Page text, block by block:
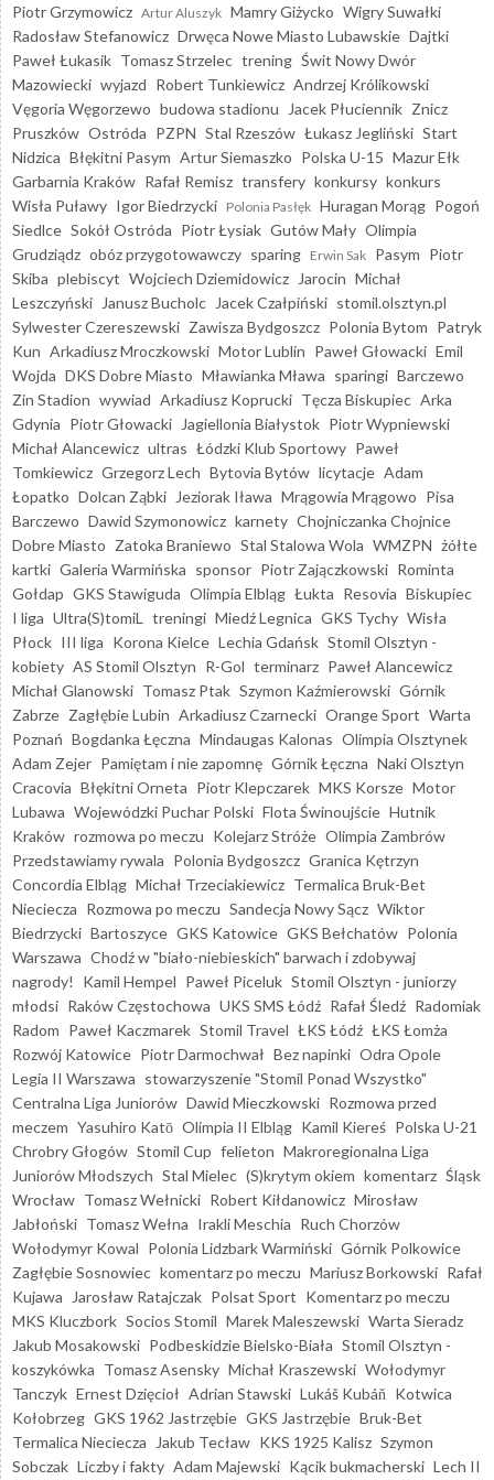
Piotr Grzymowicz Artur Aluszyk Mamry Giżycko Wigry Suwałki
Radosław Stefanowicz Drwęca Nowe Miasto Lubawskie Dajtki
Paweł Łukasik Tomasz Strzelec trening Świt Nowy Dwór
Mazowiecki wyjazd Robert Tunkiewicz Andrzej Królikowski
Vęgoria Węgorzewo budowa stadionu Jacek Płuciennik Znicz
Pruszków Ostróda PZPN Stal Rzeszów Łukasz Jegliński Start
Nidzica Błękitni Pasym Artur Siemaszko Polska U-15 Mazur Ełk
Garbarnia Kraków Rafał Remisz transfery konkursy konkurs
Wisła Puławy Igor Biedrzycki Polonia Pasłęk Huragan Morąg Pogoń
Siedlce Sokół Ostróda Piotr Łysiak Gutów Mały Olimpia
Grudziądz obóz przygotowawczy sparing Erwin Sak Pasym Piotr
Skiba plebiscyt Wojciech Dziemidowicz Jarocin Michał
Leszczyński
Janusz Bucholc Jacek Czałpiński stomil.olsztyn.pl
Sylwester Czereszewski Zawisza Bydgoszcz Polonia Bytom Patryk
Kun Arkadiusz Mroczkowski Motor Lublin Paweł Głowacki Emil
Wojda DKS Dobre Miasto Mławianka Mława sparingi Barczewo
Zin Stadion wywiad Arkadiusz Koprucki Tęcza Biskupiec Arka
Gdynia Piotr Głowacki Jagiellonia Białystok Piotr Wypniewski
Michał Alancewicz ultras Łódzki Klub Sportowy Paweł
Tomkiewicz Grzegorz Lech Bytovia Bytów licytacje Adam
Łopatko Dolcan Ząbki Jeziorak Iława Mrągowia Mrągowo Pisa
Barczewo Dawid Szymonowicz karnety Chojniczanka Chojnice
Dobre Miasto Zatoka Braniewo Stal Stalowa Wola WMZPN żółte
kartki Galeria Warmińska sponsor Piotr Zajączkowski Rominta
Gołdap GKS Stawiguda Olimpia Elbląg Łukta Resovia Biskupiec
I liga Ultra(S)tomiL treningi Miedź Legnica GKS Tychy Wisła
Płock III liga Korona Kielce Lechia Gdańsk Stomil Olsztyn -
kobiety AS Stomil Olsztyn R-Gol terminarz Paweł Alancewicz
Michał Glanowski Tomasz Ptak Szymon Kaźmierowski Górnik
Zabrze Zagłębie Lubin Arkadiusz Czarnecki Orange Sport Warta
Poznań Bogdanka Łęczna Mindaugas Kalonas Olimpia Olsztynek
Adam Zejer Pamiętam i nie zapomnę Górnik Łęczna Naki Olsztyn
Cracovia Błękitni Orneta Piotr Klepczarek MKS Korsze Motor
Lubawa Wojewódzki Puchar Polski Flota Świnoujście Hutnik
Kraków rozmowa po meczu Kolejarz Stróże Olimpia Zambrów
Przedstawiamy rywala Polonia Bydgoszcz Granica Kętrzyn
Concordia Elbląg Michał Trzeciakiewicz Termalica Bruk-Bet
Nieciecza Rozmowa po meczu Sandecja Nowy Sącz Wiktor
Biedrzycki Bartoszyce GKS Katowice GKS Bełchatów Polonia
Warszawa Chodź w "biało-niebieskich" barwach i zdobywaj
nagrody!
Kamil Hempel Paweł Piceluk Stomil Olsztyn - juniorzy
młodsi Raków Częstochowa UKS SMS Łódź Rafał Śledź Radomiak
Radom Paweł Kaczmarek Stomil Travel ŁKS Łódź ŁKS Łomża
Rozwój Katowice Piotr Darmochwał Bez napinki Odra Opole
Legia II Warszawa stowarzyszenie "Stomil Ponad Wszystko"
Centralna Liga Juniorów Dawid Mieczkowski Rozmowa przed
meczem Yasuhiro Katō Olimpia II Elbląg Kamil Kiereś Polska U-21
Chrobry Głogów Stomil Cup felieton Makroregionalna Liga
Juniorów Młodszych Stal Mielec (S)krytym okiem komentarz Śląsk
Wrocław Tomasz Wełnicki Robert Kiłdanowicz Mirosław
Jabłoński Tomasz Wełna Irakli Meschia Ruch Chorzów
Wołodymyr Kowal Polonia Lidzbark Warmiński Górnik Polkowice
Zagłębie Sosnowiec komentarz po meczu Mariusz Borkowski Rafał
Kujawa
Jarosław Ratajczak Polsat Sport Komentarz po meczu
MKS Kluczbork Socios Stomil Marek Maleszewski Warta Sieradz
Jakub Mosakowski Podbeskidzie Bielsko-Biała Stomil Olsztyn -
koszykówka Tomasz Asensky Michał Kraszewski Wołodymyr
Tanczyk Ernest Dzięcioł Adrian Stawski Lukáš Kubáň Kotwica
Kołobrzeg GKS 1962 Jastrzębie GKS Jastrzębie Bruk-Bet
Termalica Nieciecza
Jakub Tecław KKS 1925 Kalisz Szymon
Sobczak Liczby i fakty Adam Majewski Kącik bukmacherski Lech II